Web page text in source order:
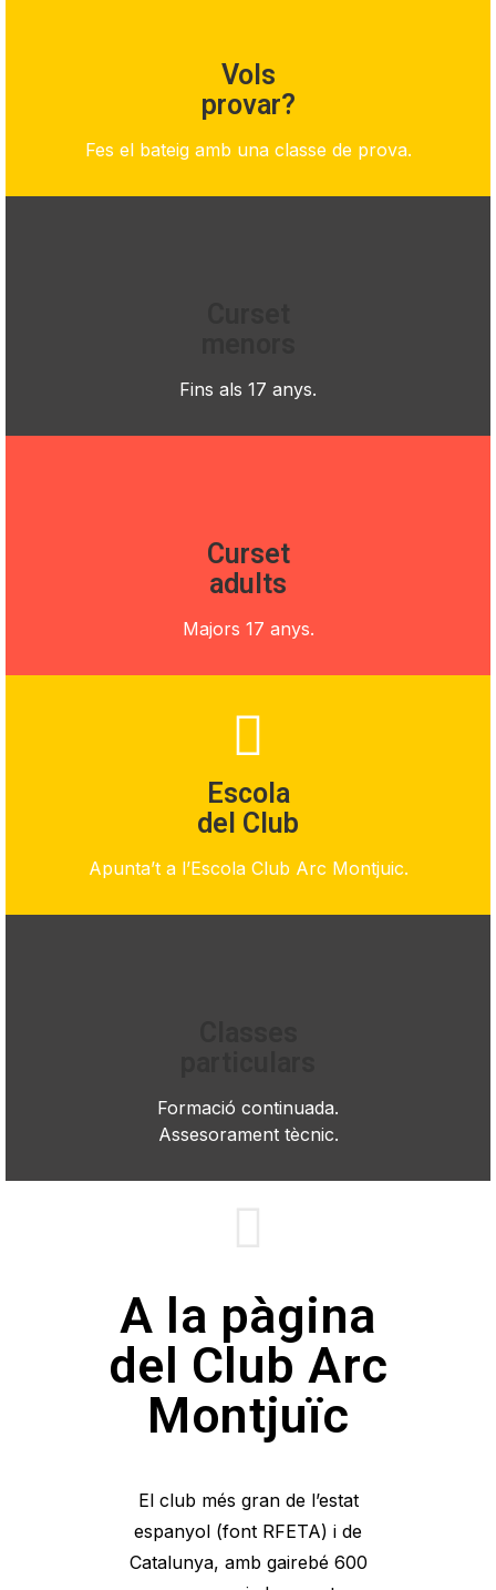
Vols
provar?
Fes el bateig amb una classe de prova.
Fins als 17 anys.
Curset
adults
Majors 17 anys.
Escola
del Club
Apunta’t a l’Escola Club Arc Montjuic.
Formació continuada.
Assesorament tècnic.
A la pàgina
del Club Arc
Montjuïc
El club més gran de l’estat
espanyol (font RFETA) i de
Catalunya, amb gairebé 600